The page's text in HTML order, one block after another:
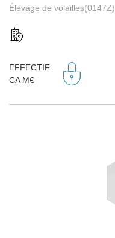
Élevage de volailles(0147Z)
EFFECTIF
CA M€